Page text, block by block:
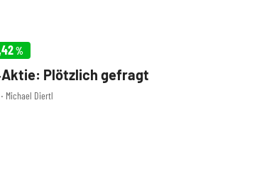
%
‧ Michael Diertl
Plötzlich gefragt